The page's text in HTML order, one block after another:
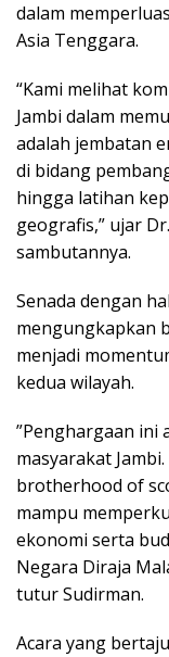
dalam
Asia Tenggara.
“Kami melihat
Jambi dalam
adalah jembatan
di bidang
hingga latihan
geografis,” ujar
sambutannya.
Senada dengan
mengungkapkan
menjadi
kedua wilayah.
​”Penghargaan ini
masyarakat
brotherhood of
mampu
ekonomi serta
Negara Diraja
tutur Sudirman.
Acara yang